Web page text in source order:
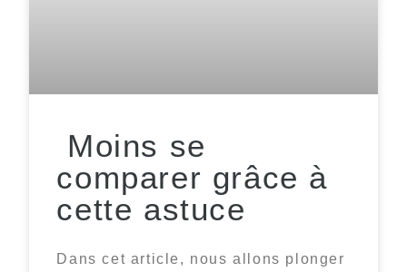
Moins se
comparer grâce à
cette astuce
Dans cet article, nous allons plonger